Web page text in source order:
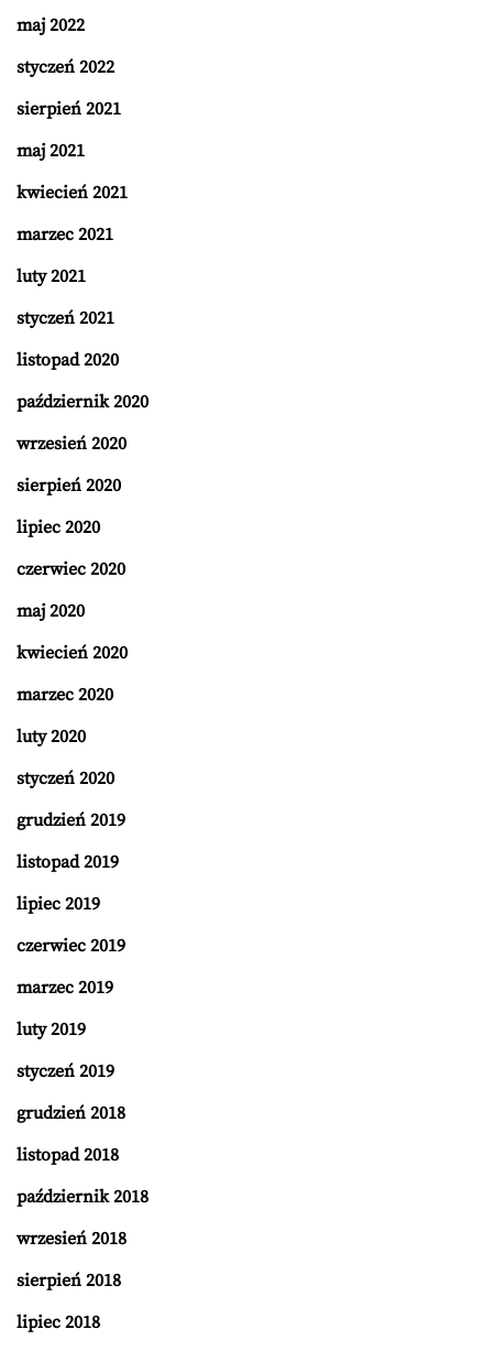
maj 2022
styczeń 2022
sierpień 2021
maj 2021
kwiecień 2021
marzec 2021
luty 2021
styczeń 2021
listopad 2020
październik 2020
wrzesień 2020
sierpień 2020
lipiec 2020
czerwiec 2020
maj 2020
kwiecień 2020
marzec 2020
luty 2020
styczeń 2020
grudzień 2019
listopad 2019
lipiec 2019
czerwiec 2019
marzec 2019
luty 2019
styczeń 2019
grudzień 2018
listopad 2018
październik 2018
wrzesień 2018
sierpień 2018
lipiec 2018